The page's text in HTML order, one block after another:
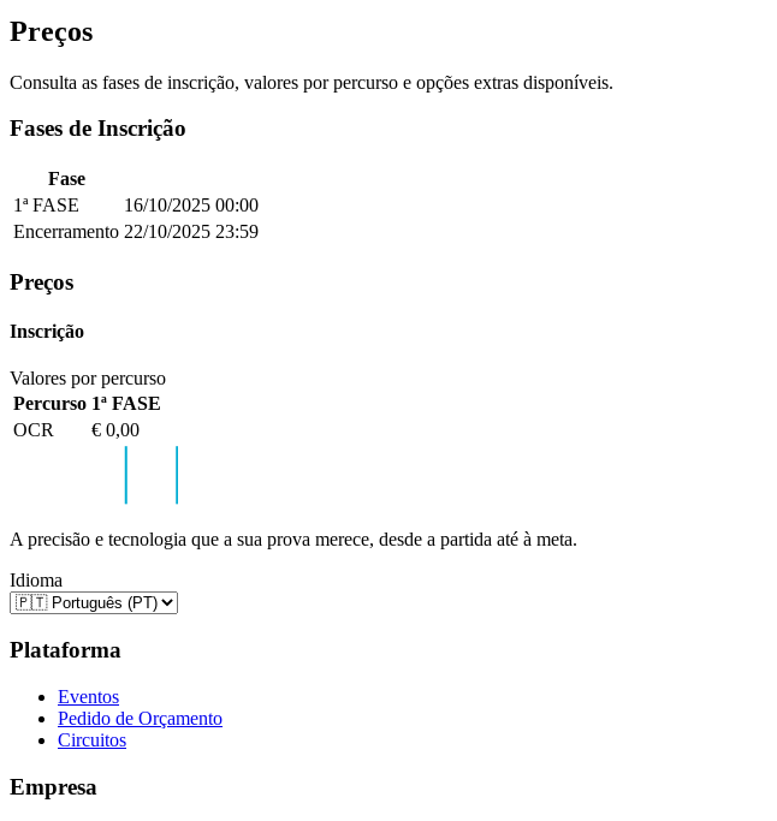
Preços
Consulta as fases de inscrição, valores por percurso e opções extras disponíveis.
Fases de Inscrição
Fase
1ª FASE
16/10/2025 00:00
Encerramento 22/10/2025 23:59
Preços
Inscrição
Valores por percurso
Percurso 1ª FASE
OCR
€ 0,00
A precisão e tecnologia que a sua prova merece, desde a partida até à meta.
Idioma
Plataforma
Eventos
Pedido de Orçamento
Circuitos
Empresa